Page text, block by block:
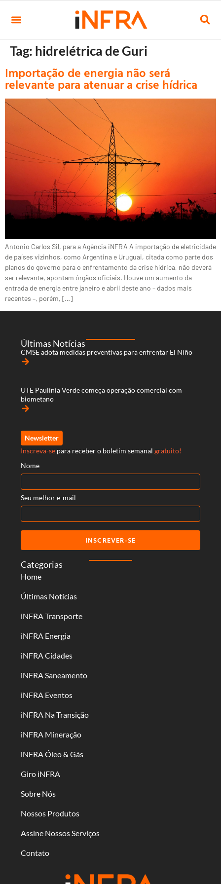
Tag: hidrelétrica de Guri
Importação de energia não será
relevante para atenuar a crise hídrica
Antonio Carlos Sil, para a Agência iNFRA A importação de eletricidade
de países vizinhos, como Argentina e Uruguai, citada como parte dos
planos do governo para o enfrentamento da crise hídrica, não deverá
ser relevante, apontam órgãos oficiais. Houve um aumento da
entrada de energia entre janeiro e abril deste ano – dados mais
recentes –, porém, […]
Categorias
Home
Últimas Notícias
iNFRA Transporte
iNFRA Energia
iNFRA Cidades
iNFRA Saneamento
iNFRA Eventos
iNFRA Na Transição
iNFRA Mineração
iNFRA Óleo & Gás
Giro iNFRA
Sobre Nós
Nossos Produtos
Assine Nossos Serviços
Contato
Últimas Notícias
CMSE adota medidas preventivas para enfrentar El Niño
arrow_forward
UTE Paulínia Verde começa operação comercial com
biometano
arrow_forward
Newsletter
Inscreva-se para receber o boletim semanal gratuito!
Nome
Seu melhor e-mail
INSCREVER-SE